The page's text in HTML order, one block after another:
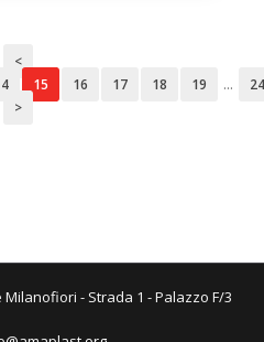
<
15 16 17 18 19 ...
>
Milanofiori - Strada 1 - Palazzo F/3